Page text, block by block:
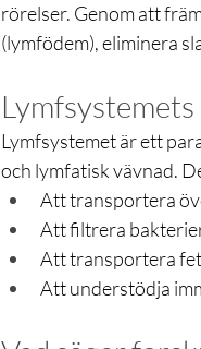
rörelser. Genom att
(lymfödem), eliminera
Lymfsystemet är ett
och lymfatisk vävnad.
Att transportera
Att filtrera
Att transportera
Att understödja